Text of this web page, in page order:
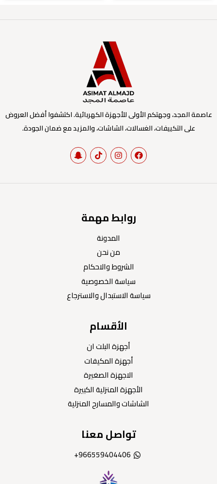
عاصمة المجد، وجهتكم الأولى للأجهزة الكهربائية. اكتشفوا أفضل العروض
على التكييفات، الغسالات، الشاشات، والمزيد مع ضمان الجودة.
روابط مهمة
المدونة
من نحن
الشروط والاحكام
سياسة الخصوصية
سياسة الاستبدال والاسترجاع
الأقسام
أجهزة البلت ان
أجهزة المكيفات
الاجهزة الصغيرة
الأجهزة المنزلية الكبيرة
الشاشات والمسارح المنزلية
تواصل معنا
966559404406+